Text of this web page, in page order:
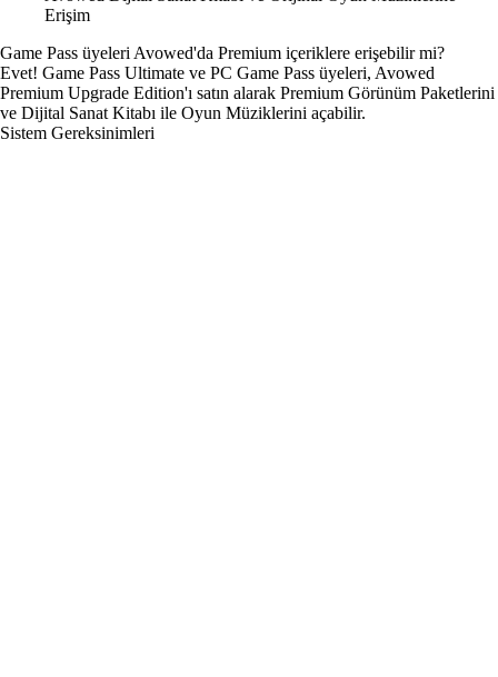
Erişim
Game Pass üyeleri Avowed'da Premium içeriklere erişebilir mi?
Evet! Game Pass Ultimate ve PC Game Pass üyeleri, Avowed
Premium Upgrade Edition'ı satın alarak Premium Görünüm Paketlerini
ve Dijital Sanat Kitabı ile Oyun Müziklerini açabilir.
Sistem Gereksinimleri